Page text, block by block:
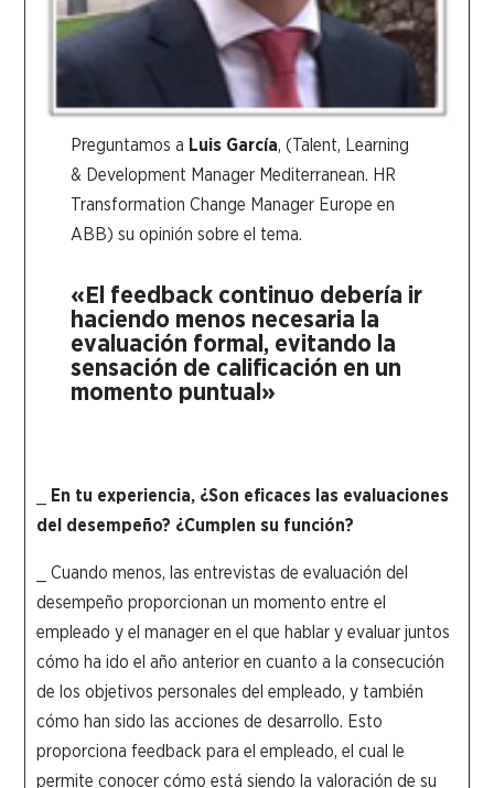
Preguntamos a Luis García, (Talent, Learning
& Development Manager Mediterranean. HR
Transformation Change Manager Europe en
ABB) su opinión sobre el tema.
«El feedback continuo debería ir
haciendo menos necesaria la
evaluación formal, evitando la
sensación de calificación en un
momento puntual»
En tu experiencia, ¿Son eficaces las evaluaciones
del desempeño? ¿Cumplen su función?
_ Cuando menos, las entrevistas de evaluación del
desempeño proporcionan un momento entre el
empleado y el manager en el que hablar y evaluar juntos
cómo ha ido el año anterior en cuanto a la consecución
de los objetivos personales del empleado, y también
cómo han sido las acciones de desarrollo. Esto
proporciona feedback para el empleado, el cual le
permite conocer cómo está siendo la valoración de su